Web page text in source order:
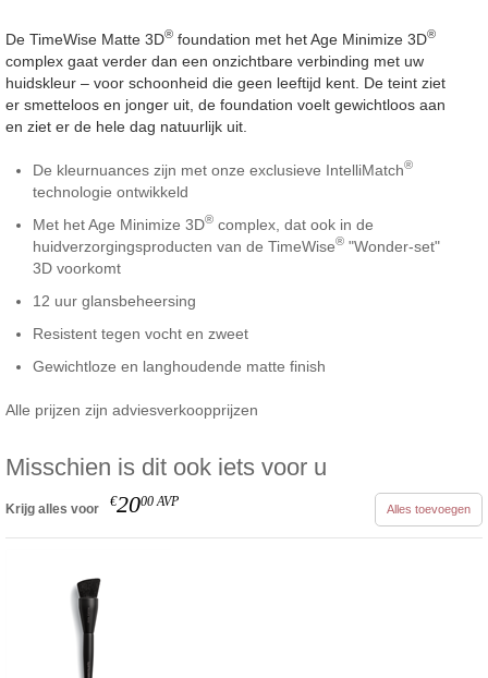
De TimeWise Matte 3D® foundation met het Age Minimize 3D®
complex gaat verder dan een onzichtbare verbinding met uw
huidskleur – voor schoonheid die geen leeftijd kent. De teint ziet
er smetteloos en jonger uit, de foundation voelt gewichtloos aan
en ziet er de hele dag natuurlijk uit.
De kleurnuances zijn met onze exclusieve IntelliMatch®
technologie ontwikkeld
Met het Age Minimize 3D® complex, dat ook in de
huidverzorgingsproducten van de TimeWise® "Wonder-set"
3D voorkomt
12 uur glansbeheersing
Resistent tegen vocht en zweet
Gewichtloze en langhoudende matte finish
Alle prijzen zijn adviesverkoopprijzen
Misschien is dit ook iets voor u
Krijg alles voor €2000 AVP Alles toevoegen